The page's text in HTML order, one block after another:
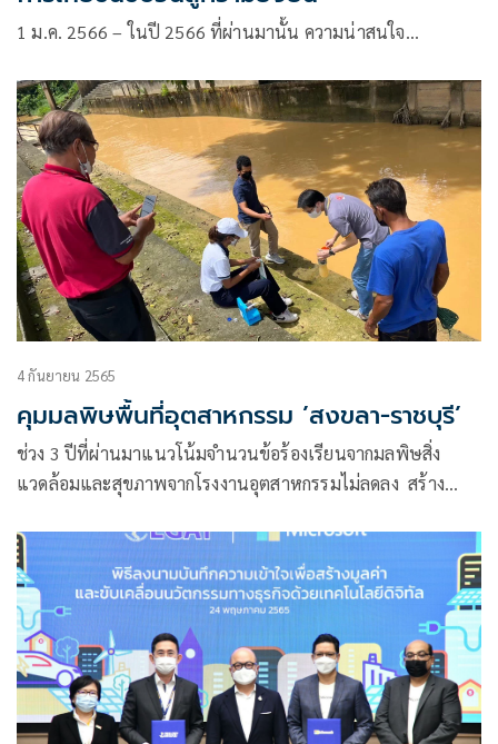
1 ม.ค. 2566 – ในปี 2566 ที่ผ่านมานั้น ความน่าสนใจ…
4 กันยายน 2565
คุมมลพิษพื้นที่อุตสาหกรรม ’สงขลา-ราชบุรี’
ช่วง 3 ปีที่ผ่านมาแนวโน้มจำนวนข้อร้องเรียนจากมลพิษสิ่ง
แวดล้อมและสุขภาพจากโรงงานอุตสาหกรรมไม่ลดลง สร้าง
แวดล้อม พื้นที่ ต.พะดง อ.หาดใหญ่ จ.สงขลา และเมืองบ้านโป่ง
จ.ราชบุรี เป็นตัวอย่างชุมชนที่ได้รับผลกระทบจากมลพิษโรงงา